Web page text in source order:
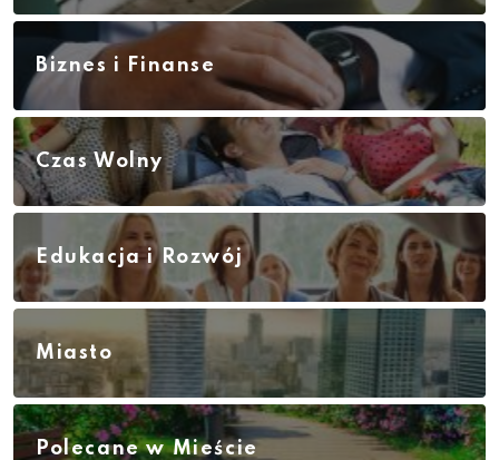
Biznes i Finanse
Czas Wolny
Edukacja i Rozwój
Miasto
Polecane w Mieście